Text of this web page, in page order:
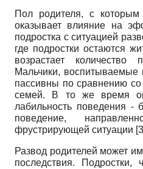
Пол родителя, с которым
оказывает влияние на
подростка с ситуацией
где подростки остаются
возрастает количество
Мальчики, воспитываемые
пассивны по сравнению
семей. В то же время
лабильность поведения -
поведение,
фрустрирующей ситуации
Развод родителей может
последствия. Подростки,